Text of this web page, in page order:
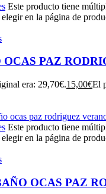
Este producto tiene
en la página de
OCAS PAZ
era: 29,70€.15,00€El
Este producto tiene
en la página de
OCAS PAZ